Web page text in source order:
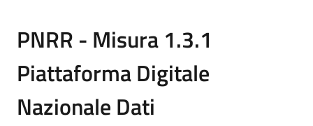
PNRR - Misura 1.3.1
Piattaforma Digitale
Nazionale Dati